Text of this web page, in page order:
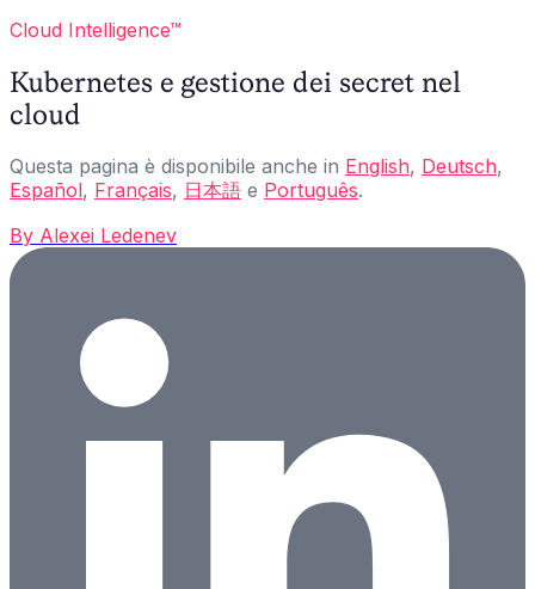
Cloud Intelligence™
Kubernetes e gestione dei secret nel
cloud
Questa pagina è disponibile anche in English, Deutsch,
Español, Français, 日本語 e Português.
By Alexei Ledenev